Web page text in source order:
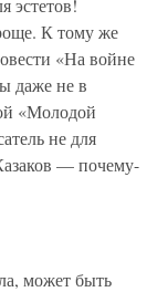
эстетов!
К тому же
«На войне
даже не в
«Молодой
не для
— почему-
может быть